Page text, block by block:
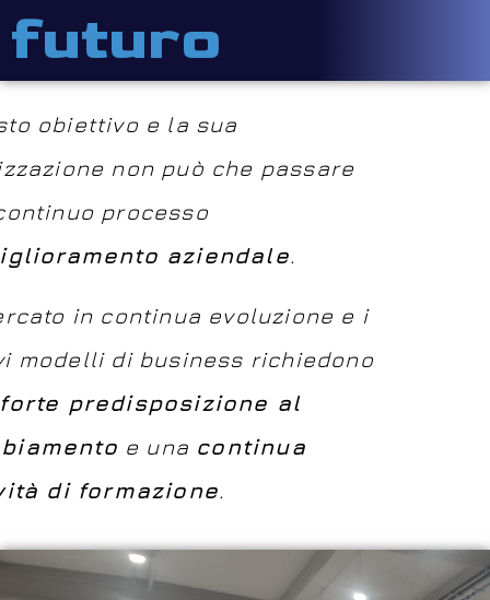
futuro
obiettivo e la sua
non può che passare
processo
aziendale.
in continua evoluzione e i
modelli di business richiedono
forte predisposizione al
e una continua
di formazione